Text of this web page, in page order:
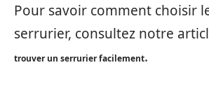
Pour savoir comment choisir
serrurier, consultez notre
trouver un serrurier facilement.